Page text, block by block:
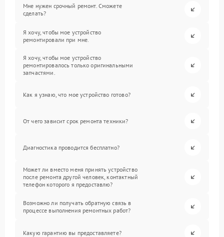
Мне нужен срочный ремонт. Сможете
сделать?
Я хочу, чтобы мое устройство
ремонтировали при мне.
Я хочу, чтобы мое устройство
ремонтировалось только оригинальными
запчастями.
Как я узнаю, что мое устройство готово?
От чего зависит срок ремонта техники?
Диагностика проводится бесплатно?
Может ли вместо меня принять устройство
после ремонта другой человек, контактный
телефон которого я предоставлю?
Возможно ли получать обратную связь в
процессе выполнения ремонтных работ?
Какую гарантию вы предоставляете?